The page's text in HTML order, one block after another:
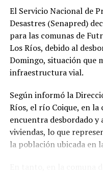
El Servicio Nacional de
Desastres (Senapred)
para las comunas de
Los Ríos, debido al
Domingo, situación que
infraestructura vial.
Según informó la
Ríos, el río Coique, en la
encuentra desbordado
viviendas, lo que
la población ubicada en